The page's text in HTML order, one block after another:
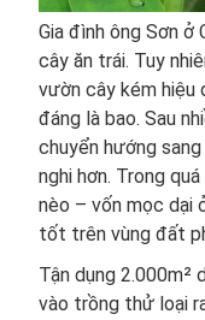
Gia đình ông Sơn
cây ăn trái. Tuy
vườn cây kém hiệu
đáng là bao. Sau
chuyển hướng
nghi hơn. Trong
nèo – vốn mọc dại
tốt trên vùng đất
Tận dụng
vào trồng thử loại